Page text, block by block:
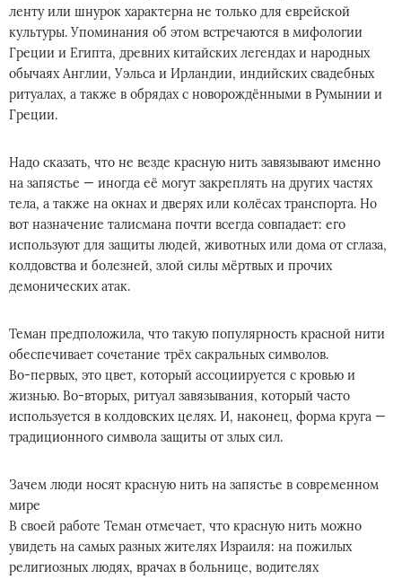
ленту или шнурок характерна не только для еврейской
культуры. Упоминания об этом встречаются в мифологии
Греции и Египта, древних китайских легендах и народных
обычаях Англии, Уэльса и Ирландии, индийских свадебных
ритуалах, а также в обрядах с новорождёнными в Румынии и
Греции.
Надо сказать, что не везде красную нить завязывают именно
на запястье — иногда её могут закреплять на других частях
тела, а также на окнах и дверях или колёсах транспорта. Но
вот назначение талисмана почти всегда совпадает: его
используют для защиты людей, животных или дома от сглаза,
колдовства и болезней, злой силы мёртвых и прочих
демонических атак.
Теман предположила, что такую популярность красной нити
обеспечивает сочетание трёх сакральных символов.
Во‑первых, это цвет, который ассоциируется с кровью и
жизнью. Во‑вторых, ритуал завязывания, который часто
используется в колдовских целях. И, наконец, форма круга —
традиционного символа защиты от злых сил.
Зачем люди носят красную нить на запястье в современном
мире
В своей работе Теман отмечает, что красную нить можно
увидеть на самых разных жителях Израиля: на пожилых
религиозных людях, врачах в больнице, водителях